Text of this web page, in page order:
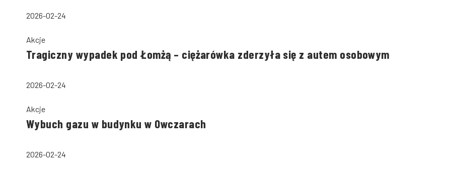
2026-02-24
Akcje
Tragiczny wypadek pod Łomżą – ciężarówka zderzyła się z autem osobowym
2026-02-24
Akcje
Wybuch gazu w budynku w Owczarach
2026-02-24